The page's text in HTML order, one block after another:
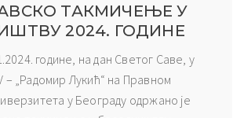
ТАКМИЧЕЊЕ У
2024. ГОДИНЕ
године, на дан Светог Саве, у
– „Радомир Лукић“ на Правном
у Београду одржано је